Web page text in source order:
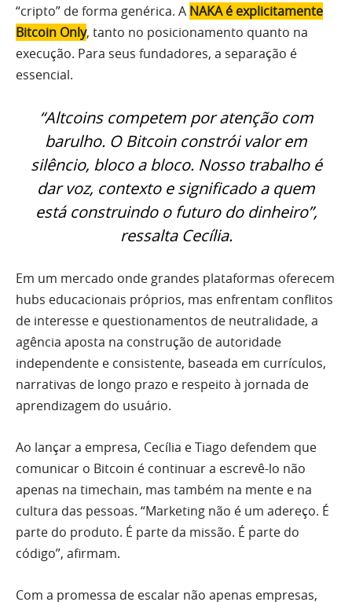
“cripto” de forma genérica. A NAKA é explicitamente
Bitcoin Only, tanto no posicionamento quanto na
execução. Para seus fundadores, a separação é
essencial.
“Altcoins competem por atenção com
barulho. O Bitcoin constrói valor em
silêncio, bloco a bloco. Nosso trabalho é
dar voz, contexto e significado a quem
está construindo o futuro do dinheiro”,
ressalta Cecília.
Em um mercado onde grandes plataformas oferecem
hubs educacionais próprios, mas enfrentam conflitos
de interesse e questionamentos de neutralidade, a
agência aposta na construção de autoridade
independente e consistente, baseada em currículos,
narrativas de longo prazo e respeito à jornada de
aprendizagem do usuário.
Ao lançar a empresa, Cecília e Tiago defendem que
comunicar o Bitcoin é continuar a escrevê-lo não
apenas na timechain, mas também na mente e na
cultura das pessoas. “Marketing não é um adereço. É
parte do produto. É parte da missão. É parte do
código”, afirmam.
Com a promessa de escalar não apenas empresas,